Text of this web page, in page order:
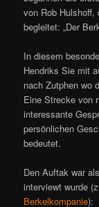
von Rob Hulshoff,
begleitet: „Der
In diesem
Hendriks Sie mit
nach Zutphen wo
Eine Strecke von
interessante
persönlichen
bedeutet.
Den Auftak war
interviewt wurde
Berkelkompanie):